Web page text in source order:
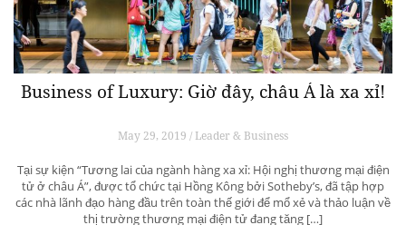
Business of Luxury: Giờ đây, châu Á là xa xỉ!
May 29, 2019 / Leader & Business
Tại sự kiện “Tương lai của ngành hàng xa xỉ: Hội nghị thương mại điện
tử ở châu Á”, được tổ chức tại Hồng Kông bởi Sotheby’s, đã tập hợp
các nhà lãnh đạo hàng đầu trên toàn thế giới để mổ xẻ và thảo luận về
thị trường thương mại điện tử đang tăng […]